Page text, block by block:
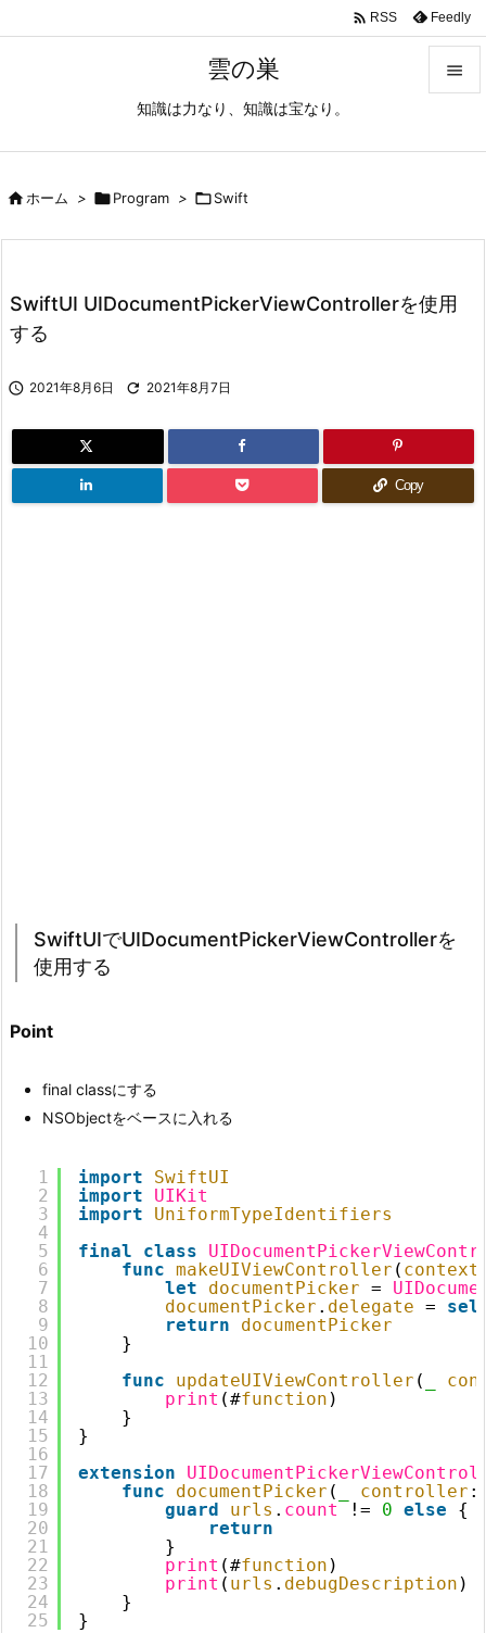
雲の巣
知識は力なり、知識は宝なり。

次へ
 RSS Feedly
ホーム > Program > Swift
SwiftUI UIDocumentPickerViewControllerを使用
する
 2021年8月6日  2021年8月7日
Copy
SwiftUIでUIDocumentPickerViewControllerを
使用する
Point
final classにする
NSObjectをベースに入れる
1
2
3
4
5
6
7
8
9
10
11
12
13
14
15
16
17
18
19
20
21
22
23
24
25
import
SwiftUI
import
UIKit
import
UniformTypeIdentifiers
final
class
func makeUIViewController ( context
let
documentPicker =
documentPicker . delegate =
return
documentPicker
}
func
updateUIViewController (
print (#function )
}
}
extension
func
documentPicker ( controller
guard
urls . count != 0 else
{
return
}
print (#function )
print ( urls . debugDescription )
}
}